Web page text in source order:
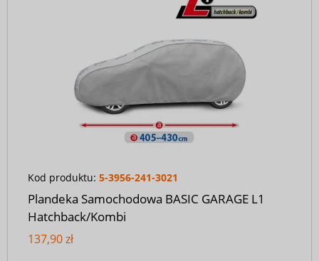
Kod produktu: 5-3956-241-3021
Plandeka Samochodowa BASIC GARAGE L1
Hatchback/Kombi
137,90 zł